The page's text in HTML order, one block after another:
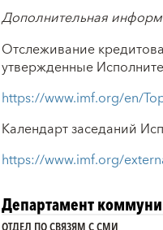
Дополнительная
Отслеживание
утвержденные
https://www.imf.org/en/
Календарт заседаний
https://www.imf.org/
Департамент
ОТДЕЛ ПО СВЯЗЯМ С СМИ